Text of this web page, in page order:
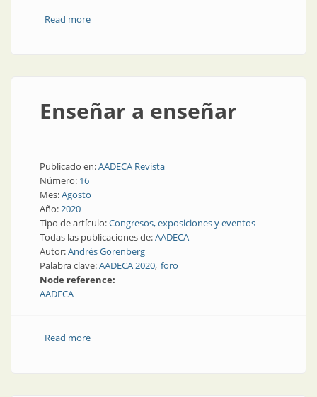
Read moreabout Congreso de control automático
Enseñar a enseñar
Publicado en:AADECA Revista
Número: 16
Mes:Agosto
Año:2020
Tipo de artículo:Congresos, exposiciones y eventos
Todas las publicaciones de:AADECA
Autor:Andrés Gorenberg
Palabra clave:AADECA 2020 foro
Node reference:
AADECA
Read moreabout Enseñar a enseñar